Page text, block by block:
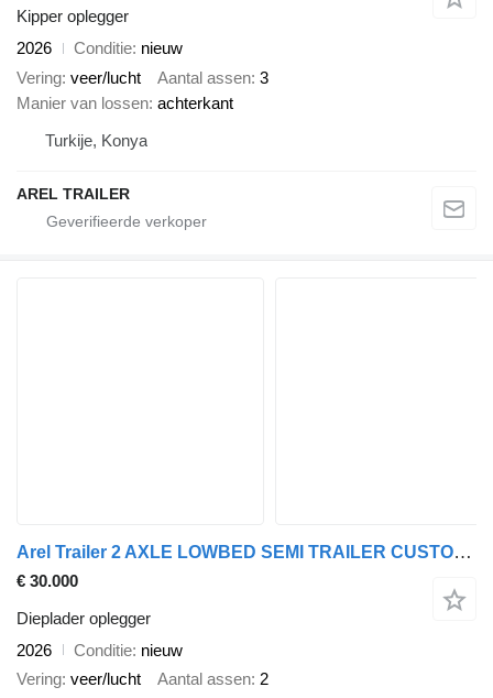
Kipper oplegger
2026
Conditie nieuw
Vering veer/lucht Aantal assen 3
Manier van lossen achterkant
Turkije, Konya
AREL TRAILER
Arel Trailer 2 AXLE LOWBED SEMI TRAILER CUSTOMIZE
€ 30.000
Dieplader oplegger
2026
Conditie nieuw
Vering veer/lucht Aantal assen 2